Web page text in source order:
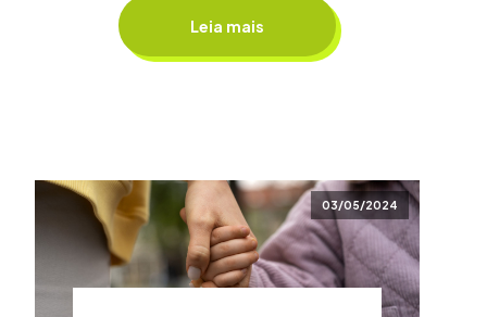
Leia mais
03/05/2024